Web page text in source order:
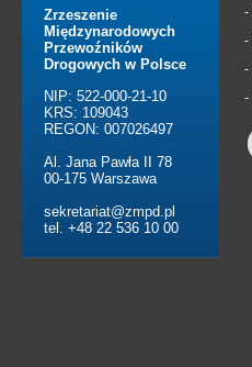
Zrzeszenie
Międzynarodowych
Przewoźników
Drogowych w Polsce
NIP: 522-000-21-10
KRS: 109043
REGON: 007026497
Al. Jana Pawła II 78
00-175 Warszawa
sekretariat@zmpd.pl
tel. +48 22 536 10 00
-
-
-
-